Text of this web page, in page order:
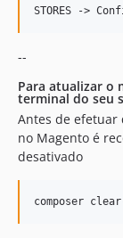
--
Para atualizar o
terminal do seu
Antes de efetuar
no Magento é
desativado